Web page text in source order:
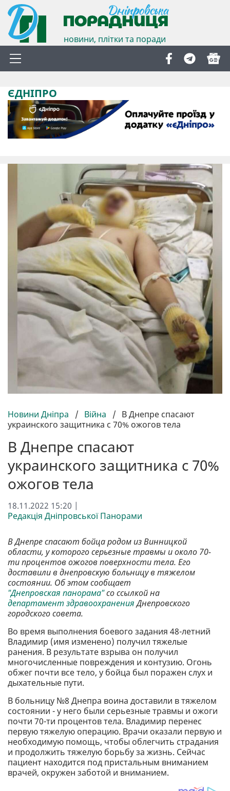
новини, плітки та поради
ЄДНІПРО
Новини Дніпра / Війна / В Днепре спасают
украинского защитника с 70% ожогов тела
В Днепре спасают
украинского защитника с 70%
ожогов тела
18.11.2022 15:20 |
Редакція Дніпровської Панорами
В Днепре спасают бойца родом из Винницкой
области, у которого серьезные травмы и около 70-
ти процентов ожогов поверхности тела. Его
доставили в днепровскую больницу в тяжелом
состоянии. Об этом сообщает
"Днепровская панорама"со ссылкой на
департамент здравоохраненияДнепровского
городского совета.
Во время выполнения боевого задания 48-летний
Владимир (имя изменено) получил тяжелые
ранения. В результате взрыва он получил
многочисленные повреждения и контузию. Огонь
обжег почти все тело, у бойца был поражен слух и
дыхательные пути.
В больницу №8 Днепра воина доставили в тяжелом
состоянии - у него были серьезные травмы и ожоги
почти 70-ти процентов тела. Владимир перенес
первую тяжелую операцию. Врачи оказали первую и
необходимую помощь, чтобы облегчить страдания
и продолжить тяжелую борьбу за жизнь. Сейчас
пациент находится под пристальным вниманием
врачей, окружен заботой и вниманием.